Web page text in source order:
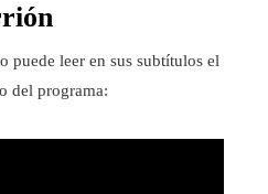
puede leer en sus subtítulos el
del programa: